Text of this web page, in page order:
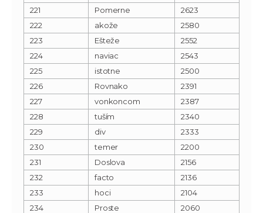
221
Pomerne
2623
222
akože
2580
223
Ešteže
2552
224
naviac
2543
225
istotne
2500
226
Rovnako
2391
227
vonkoncom
2387
228
tuším
2340
229
div
2333
230
temer
2200
231
Doslova
2156
232
facto
2136
233
hoci
2104
234
Proste
2060